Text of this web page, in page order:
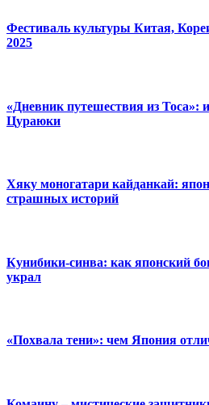
Фестиваль культуры Китая,
2025
«Дневник путешествия из Тоса»:
Цураюки
Хяку моногатари кайданкай:
страшных историй
Кунибики-синва: как японский
украл
«Похвала тени»: чем Япония